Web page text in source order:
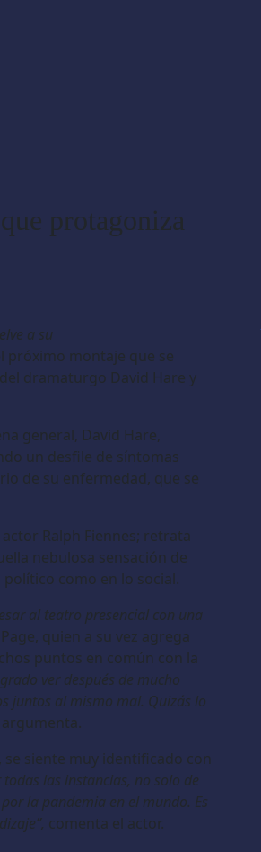
protagoniza
a su
próximo montaje que se
del dramaturgo David Hare y
general, David Hare,
un desfile de síntomas
de su enfermedad, que se
Ralph Fiennes; retrata
nebulosa sensación de
como en lo social.
al teatro presencial con una
quien a su vez agrega
puntos en común con la
ver después de mucho
juntos al mismo mal. Quizás lo
argumenta.
siente muy identificado con
las instancias, no solo de
la pandemia en el mundo. Es
comenta el actor.